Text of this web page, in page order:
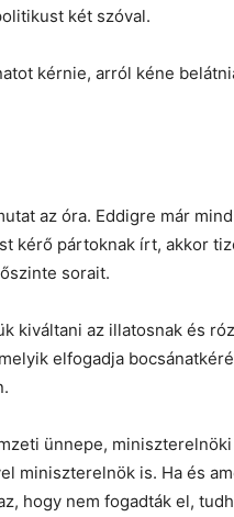
két szóval.
kérnie, arról kéne
az óra. Eddigre már
kérő pártoknak írt, akkor
sorait.
kiváltani az illatosnak és
elfogadja
ünnepe,
miniszterelnök is. Ha és
hogy nem fogadták el,